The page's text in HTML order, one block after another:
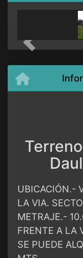
Previous
UBICACIÓN.-
LA VIA.
METRAJE.-
FRENTE A LA
SE PUEDE